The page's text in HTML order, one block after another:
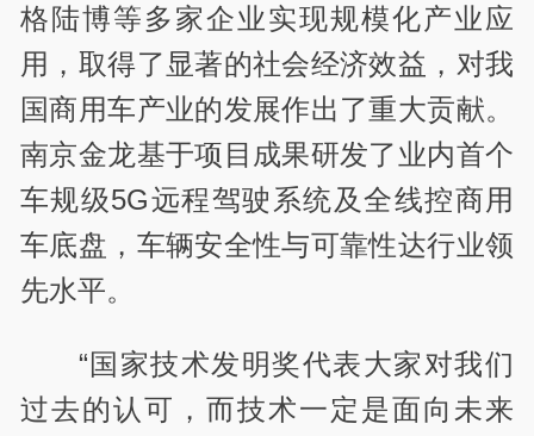
格陆博等多家企业实现规模化产业应
用，取得了显著的社会经济效益，对我
国商用车产业的发展作出了重大贡献。
南京金龙基于项目成果研发了业内首个
车规级5G远程驾驶系统及全线控商用
车底盘，车辆安全性与可靠性达行业领
先水平。
“国家技术发明奖代表大家对我们
过去的认可，而技术一定是面向未来